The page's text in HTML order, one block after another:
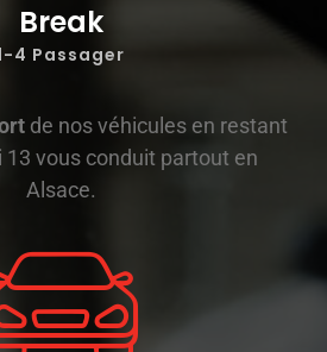
Break
4 Passager
de nos véhicules en restant
13 vous conduit partout en
Alsace.